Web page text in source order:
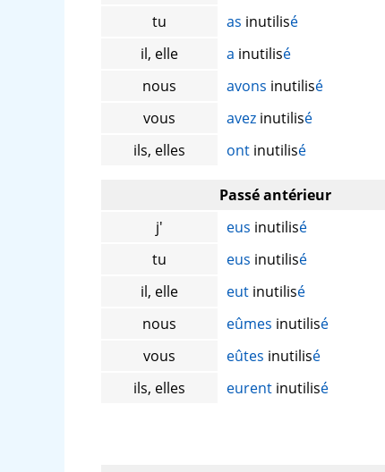
tu
as inutilisé
il, elle
a inutilisé
nous
avons inutilisé
vous
avez inutilisé
ils, elles
ont inutilisé
Passé antérieur
j'
eus inutilisé
tu
eus inutilisé
il, elle
eut inutilisé
nous
eûmes inutilisé
vous
eûtes inutilisé
ils, elles
eurent inutilisé